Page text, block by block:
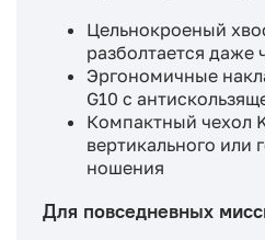
Цельнокроеный
разболтается даже
Эргономичные
G10 с
Компактный чехол
вертикального или
ношения
Для повседневных